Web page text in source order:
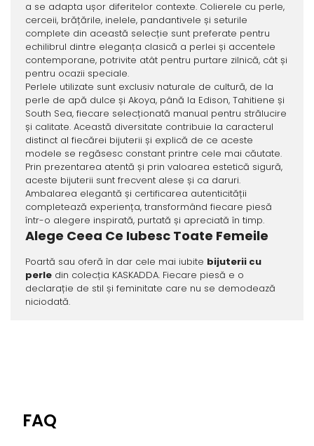
a se adapta ușor diferitelor contexte. Colierele cu perle,
cerceii, brățările, inelele, pandantivele și seturile
complete din această selecție sunt preferate pentru
echilibrul dintre eleganța clasică a perlei și accentele
contemporane, potrivite atât pentru purtare zilnică, cât și
pentru ocazii speciale.
Perlele utilizate sunt exclusiv naturale de cultură, de la
perle de apă dulce și Akoya, până la Edison, Tahitiene și
South Sea, fiecare selecționată manual pentru strălucire
și calitate. Această diversitate contribuie la caracterul
distinct al fiecărei bijuterii și explică de ce aceste
modele se regăsesc constant printre cele mai căutate.
Prin prezentarea atentă și prin valoarea estetică sigură,
aceste bijuterii sunt frecvent alese și ca daruri.
Ambalarea elegantă și certificarea autenticității
completează experiența, transformând fiecare piesă
într-o alegere inspirată, purtată și apreciată în timp.
Alege Ceea Ce Iubesc Toate Femeile
Poartă sau oferă în dar cele mai iubite bijuterii cu
perledin colecția KASKADDA. Fiecare piesă e o
declarație de stil și feminitate care nu se demodează
niciodată.
FAQ